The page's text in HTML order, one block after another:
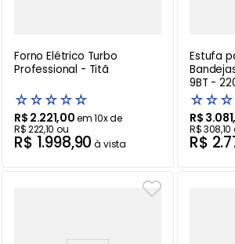
Forno Elétrico Turbo
Professional - Titã
☆☆☆☆☆
R$ 2.221,00em10x de
R$222,10 ou
R$ 1.998,90 à vista
Estufa
9BT -
☆☆☆
R$ 3.081,
R$308,10
R$ 2.